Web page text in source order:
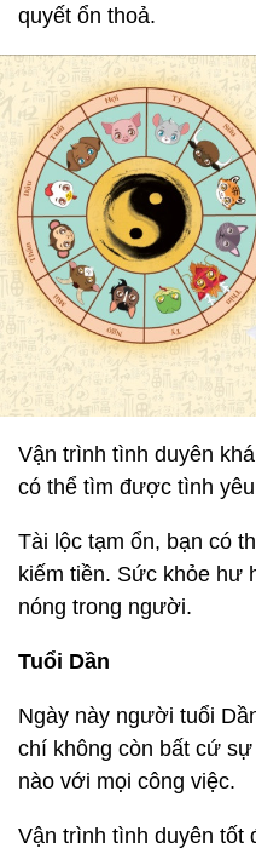
quyết ổn thoả.
Vận trình tình duyên
có thể tìm được tình
Tài lộc tạm ổn, bạn có
kiếm tiền. Sức khỏe hư
nóng trong người.
Tuổi Dần
Ngày này người tuổi
chí không còn bất cứ
nào với mọi công việc.
Vận trình tình duyên tốt